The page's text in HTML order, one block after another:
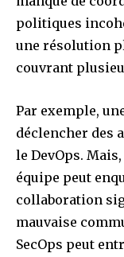
politiques
une résolution
couvrant
Par exemple,
déclencher des
le DevOps.
équipe peut
collaboration
mauvaise
SecOps peut